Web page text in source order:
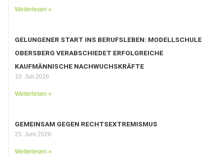
Weiterlesen »
GELUNGENER START INS BERUFSLEBEN: MODELLSCHULE
OBERSBERG VERABSCHIEDET ERFOLGREICHE
KAUFMÄNNISCHE NACHWUCHSKRÄFTE
10. Juli 2026
Weiterlesen »
GEMEINSAM GEGEN RECHTSEXTREMISMUS
25. Juni 2026
Weiterlesen »